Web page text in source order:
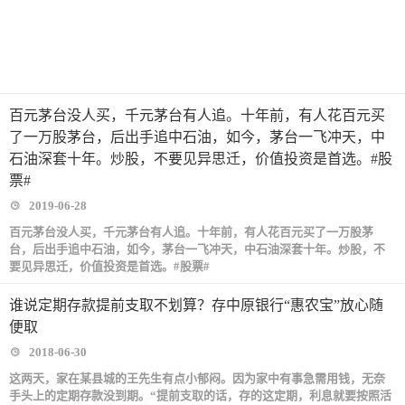
百元茅台没人买，千元茅台有人追。十年前，有人花百元买
了一万股茅台，后出手追中石油，如今，茅台一飞冲天，中
石油深套十年。炒股，不要见异思迁，价值投资是首选。#股
票#
2019-06-28
百元茅台没人买，千元茅台有人追。十年前，有人花百元买了一万股茅
台，后出手追中石油，如今，茅台一飞冲天，中石油深套十年。炒股，不
要见异思迁，价值投资是首选。#股票#
谁说定期存款提前支取不划算？存中原银行“惠农宝”放心随
便取
2018-06-30
这两天，家在某县城的王先生有点小郁闷。因为家中有事急需用钱，无奈
手头上的定期存款没到期。“提前支取的话，存的这定期，利息就要按照活